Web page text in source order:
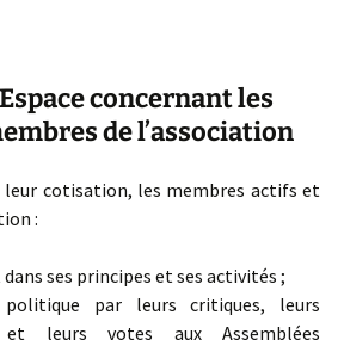
Espace concernant les
de l’association
leur cotisation, les membres actifs et
:
ses principes et ses activités ;
par leurs critiques, leurs
et leurs votes aux Assemblées